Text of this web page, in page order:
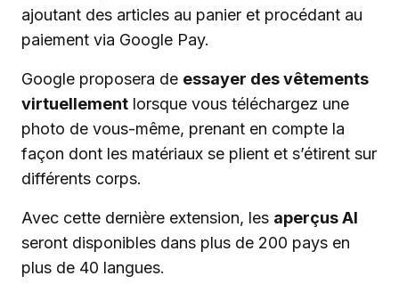
ajoutant des articles au panier et procédant au
paiement via Google Pay.
Google proposera de essayer des vêtements
virtuellement lorsque vous téléchargez une
photo de vous-même, prenant en compte la
façon dont les matériaux se plient et s’étirent sur
différents corps.
Avec cette dernière extension, les aperçus AI
seront disponibles dans plus de 200 pays en
plus de 40 langues.